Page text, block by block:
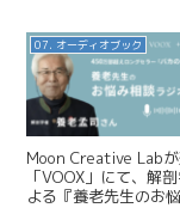
07. オーディオブック
Moon Creative Lab
「VOOX」にて、解
よる『養老先生のお